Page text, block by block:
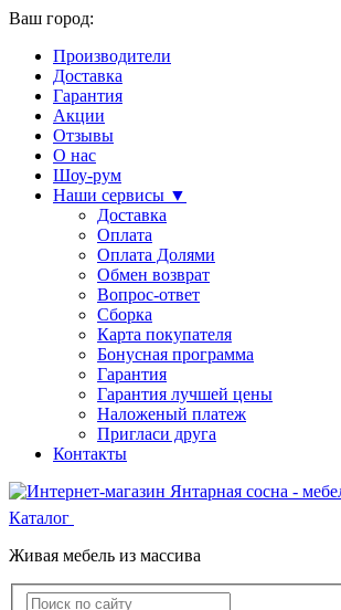
Ваш город:
Производители
Доставка
Гарантия
Акции
Отзывы
О нас
Шоу-рум
Наши сервисы ▼
Доставка
Оплата
Оплата Долями
Обмен возврат
Вопрос-ответ
Сборка
Карта покупателя
Бонусная программа
Гарантия
Гарантия лучшей цены
Наложеный платеж
Пригласи друга
Контакты
Каталог
Живая мебель из массива